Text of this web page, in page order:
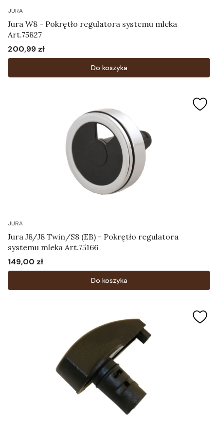
JURA
Jura W8 - Pokrętło regulatora systemu mleka
Art.75827
Cena
200,99 zł
Do koszyka
JURA
Jura J8/J8 Twin/S8 (EB) - Pokrętło regulatora
systemu mleka Art.75166
Cena
149,00 zł
Do koszyka